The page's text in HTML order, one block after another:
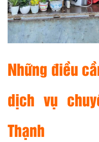
Những điều
dịch vụ
Thạnh